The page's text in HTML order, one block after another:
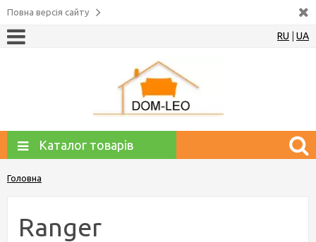
Повна версія сайту
RU UA
Каталог товарів
Головна
Ranger